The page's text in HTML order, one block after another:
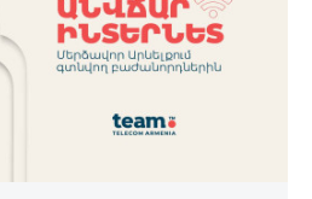
09:00-18:00 10:00-19:00
փողոց 26/26 09:00-